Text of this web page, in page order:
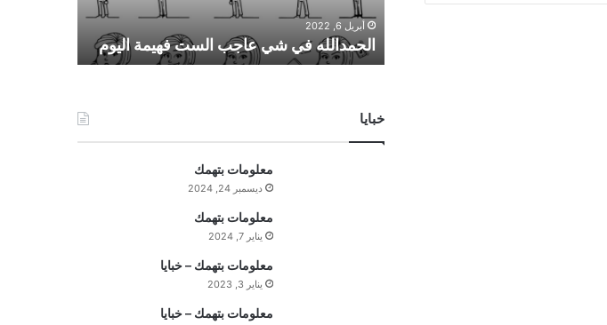
ي
ع
ا
أبريل 6, 2022
الحمدالله في شي عاجب الست فهيمة اليوم
خبايا
معلومات بتهمك
ديسمبر 24, 2024
معلومات بتهمك
يناير 7, 2024
معلومات بتهمك – خبايا
يناير 3, 2023
معلومات بتهمك – خبايا